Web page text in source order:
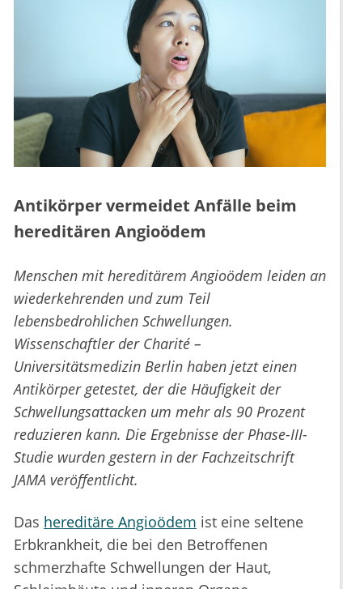
Antikörper vermeidet Anfälle beim
hereditären Angioödem
Menschen mit hereditärem Angioödem leiden an
wiederkehrenden und zum Teil
lebensbedrohlichen Schwellungen.
Wissenschaftler der Charité –
Universitätsmedizin Berlin haben jetzt einen
Antikörper getestet, der die Häufigkeit der
Schwellungsattacken um mehr als 90 Prozent
reduzieren kann. Die Ergebnisse der Phase-III-
Studie wurden gestern in der Fachzeitschrift
JAMA veröffentlicht.
Das hereditäre Angioödem ist eine seltene
Erbkrankheit, die bei den Betroffenen
schmerzhafte Schwellungen der Haut,